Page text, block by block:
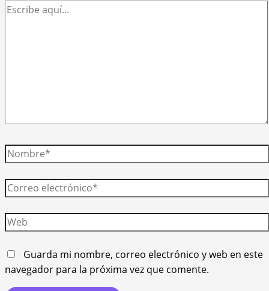
Escribe
Nombre*
Correo
electrónico*
Web
Guarda mi nombre, correo electrónico y web en este
navegador para la próxima vez que comente.